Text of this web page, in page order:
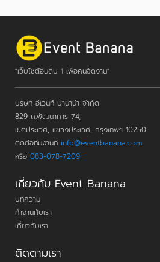
"เว็บไซต์อันดับ 1 เพื่อคนจัดงาน"
บริษัท อีเวนท์ บานาน่า จำกัด
829 ถ.พัฒนาการ 74,
เขตประเวศ, แขวงประเวศ, กรุงเทพฯ 10250
ติดต่อทีมงานที่ info@eventbanana.com
หรือ 083-078-7209
เกี่ยวกับ Event Banana
บทความ
ทำงานกับเรา
เกี่ยวกับเรา
ติดตามเรา